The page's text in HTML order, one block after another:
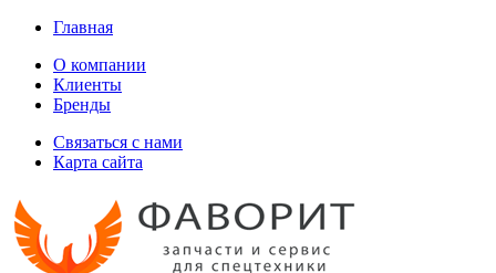
Главная
О компании
Клиенты
Бренды
Связаться с нами
Карта сайта